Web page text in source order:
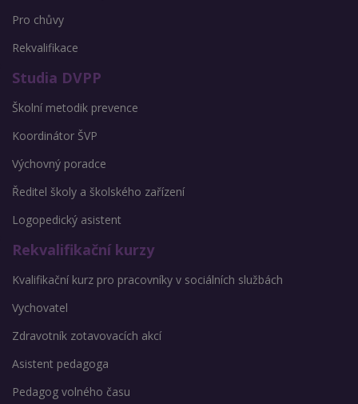
Pro chůvy
Rekvalifikace
Studia DVPP
Školní metodik prevence
Koordinátor ŠVP
Výchovný poradce
Ředitel školy a školského zařízení
Logopedický asistent
Rekvalifikační kurzy
Kvalifikační kurz pro pracovníky v sociálních službách
Vychovatel
Zdravotník zotavovacích akcí
Asistent pedagoga
Pedagog volného času